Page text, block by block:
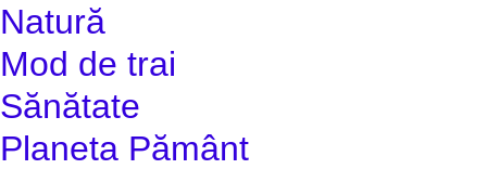
Natură
Mod de trai
Sănătate
Planeta Pământ